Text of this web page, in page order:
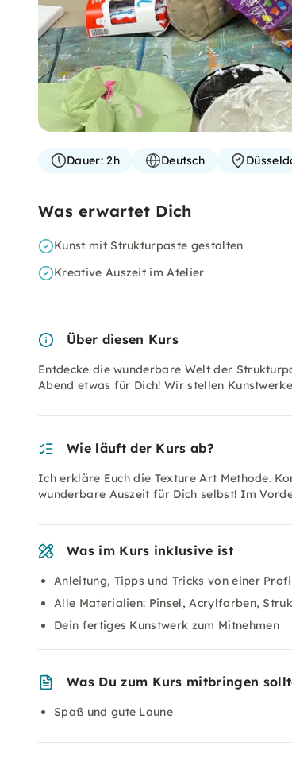
Dauer:2h Deutsch
Was erwartet Dich
Kunst mit Strukturpaste gestalten
Kreative Auszeit im Atelier
Über diesen Kurs
Entdecke die wunderbare Welt der
Abend etwas für Dich! Wir stellen
Wie läuft der Kurs ab?
Ich erkläre Euch die Texture Art Methode.
wunderbare Auszeit für Dich selbst! Im
Was im Kurs inklusive ist
Anleitung, Tipps und Tricks von einer
Alle Materialien: Pinsel, Acrylfarben,
Dein fertiges Kunstwerk zum Mitnehmen
Was Du zum Kurs mitbringen
Spaß und gute Laune